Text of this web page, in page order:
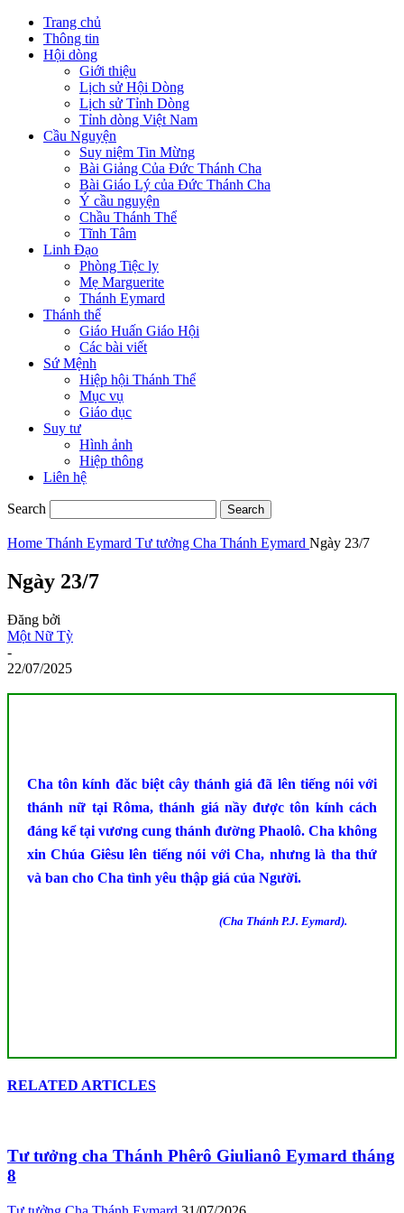
Trang chủ
Thông tin
Hội dòng
Giới thiệu
Lịch sử Hội Dòng
Lịch sử Tỉnh Dòng
Tỉnh dòng Việt Nam
Cầu Nguyện
Suy niệm Tin Mừng
Bài Giảng Của Đức Thánh Cha
Bài Giáo Lý của Đức Thánh Cha
Ý cầu nguyện
Chầu Thánh Thể
Tĩnh Tâm
Linh Đạo
Phòng Tiệc ly
Mẹ Marguerite
Thánh Eymard
Thánh thể
Giáo Huấn Giáo Hội
Các bài viết
Sứ Mệnh
Hiệp hội Thánh Thể
Mục vụ
Giáo dục
Suy tư
Hình ảnh
Hiệp thông
Liên hệ
Search
Home Thánh Eymard Tư tưởng Cha Thánh Eymard Ngày 23/7
Ngày 23/7
Đăng bởi
Một Nữ Tỳ
-
22/07/2025
Cha tôn kính đăc biệt cây thánh giá đã lên tiếng nói với
thánh nữ tại Rôma, thánh giá nầy được tôn kính cách
đáng kể tại vương cung thánh đường Phaolô. Cha không
xin Chúa Giêsu lên tiếng nói với Cha, nhưng là tha thứ
và ban cho Cha tình yêu thập giá của Người.
(Cha Thánh P.J. Eymard).
RELATED ARTICLES
Tư tưởng cha Thánh Phêrô Giulianô Eymard tháng
8